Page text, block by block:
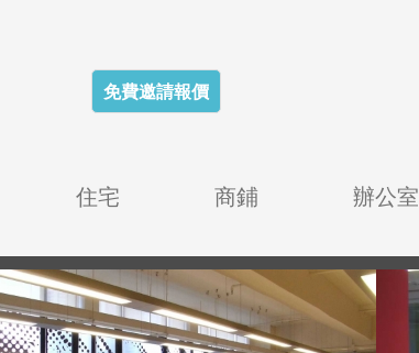
免費邀請報價
住宅 商鋪 辦公室